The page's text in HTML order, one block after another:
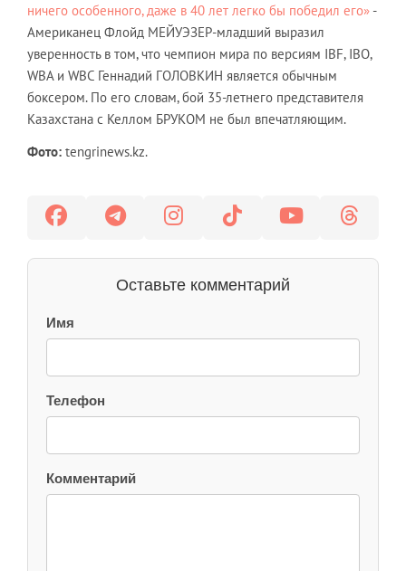
ничего особенного, даже в 40 лет легко бы победил его» -
Американец Флойд МЕЙУЭЗЕР-младший выразил
уверенность в том, что чемпион мира по версиям IBF, IBO,
WBA и WBC Геннадий ГОЛОВКИН является обычным
боксером. По его словам, бой 35-летнего представителя
Казахстана с Келлом БРУКОМ не был впечатляющим.
Фото: tengrinews.kz.
Оставьте комментарий
Имя
Телефон
Комментарий